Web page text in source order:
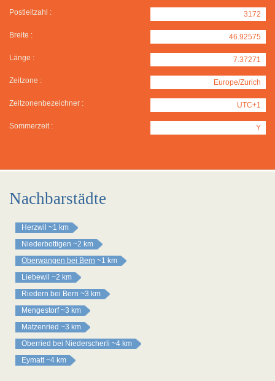
Postleitzahl : 3172
Breite : 46.92575
Länge : 7.37271
Zeitzone : Europe/Zurich
Zeitzonenbezeichner : UTC+1
Sommerzeit : Y
Nachbarstädte
Herzwil ~1 km
Niederbottigen ~2 km
Oberwangen bei Bern ~1 km
Liebewil ~2 km
Riedern bei Bern ~3 km
Mengestorf ~3 km
Matzenried ~3 km
Oberried bei Niederscherli ~4 km
Eymatt ~4 km